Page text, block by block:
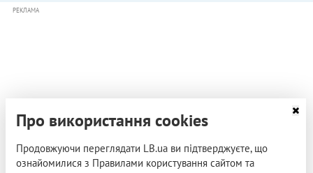
РЕКЛАМА
Про використання cookies
Продовжуючи переглядати LB.ua ви підтверджуєте, що
ознайомилися з Правилами користування сайтом та